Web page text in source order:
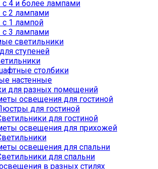
4 и более лампами
с 2 лампами
1 лампой
с 3 лампами
светильники
ступеней
столбики
настенные
для разных помещений
освещения для гостиной
для гостиной
для гостиной
освещения для прихожей
освещения для спальни
для спальни
в разных стилях